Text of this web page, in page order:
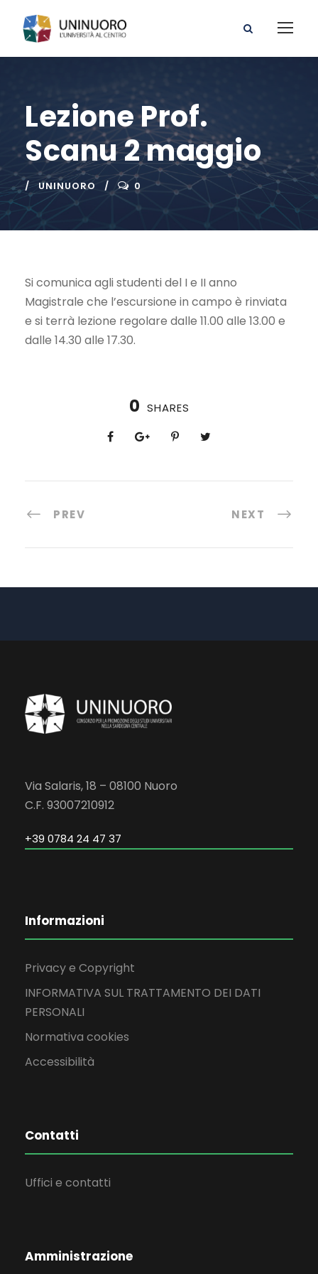
Lezione Prof.
Scanu 2 maggio
UNINUORO 0
Si comunica agli studenti del I e II anno
Magistrale che l’escursione in campo è rinviata
e si terrà lezione regolare dalle 11.00 alle 13.00 e
dalle 14.30 alle 17.30.
0 SHARES
PREV NEXT
Via Salaris, 18 – 08100 Nuoro
C.F. 93007210912
+39 0784 24 47 37
Informazioni
Privacy e Copyright
INFORMATIVA SUL TRATTAMENTO DEI DATI
PERSONALI
Normativa cookies
Accessibilità
Contatti
Uffici e contatti
Amministrazione